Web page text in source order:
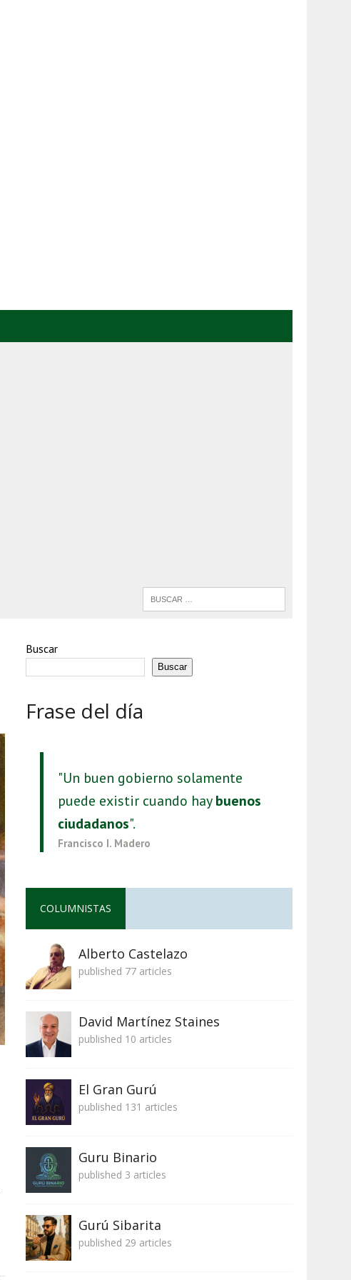
Buscar
Buscar
Frase del día
"Un buen gobierno solamente
puede existir cuando haybuenos
ciudadanos".
Francisco I. Madero
COLUMNISTAS
Alberto Castelazo
published 77 articles
David Martínez Staines
published 10 articles
El Gran Gurú
published 131 articles
Guru Binario
published 3 articles
Gurú Sibarita
published 29 articles